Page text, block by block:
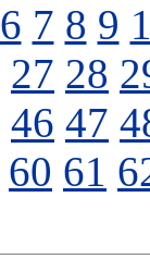
6 7 8 9
27 28
46 47
60 61